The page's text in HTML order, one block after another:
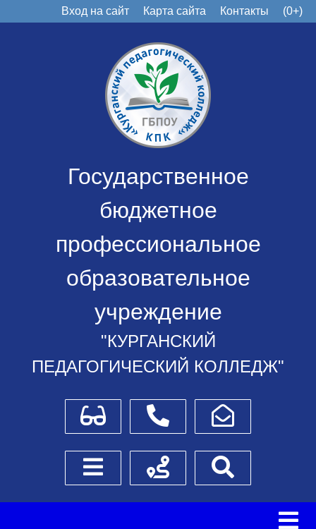
Вход на сайт Карта сайта Контакты (0+)
Государственное
бюджетное
профессиональное
образовательное
учреждение
"КУРГАНСКИЙ
ПЕДАГОГИЧЕСКИЙ КОЛЛЕДЖ"
Для слабовидящихТелефоныНаписать обращение
Боковое менюСхема проезда